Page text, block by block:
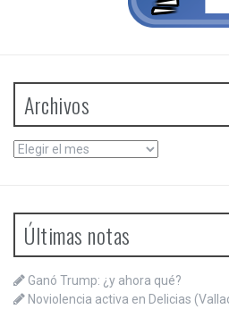
Archivos
Archivos
Últimas notas
Ganó Trump: ¿y ahora qué?
Noviolencia activa en Delicias